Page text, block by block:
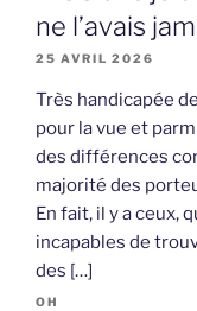
ne l’avais
25 AVRIL 2026
Très handicapée
pour la vue et
des différences
majorité des
En fait, il y a ceux,
incapables de
des […]
OH